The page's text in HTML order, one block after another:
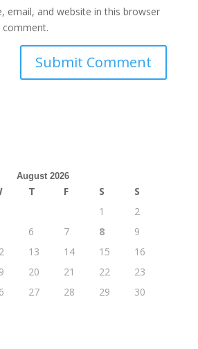
email, and website in this browser
August 2026
T F S
S
1
2
6 7 8
9
13 14 15
16
20 21 22
23
27 28 29
30